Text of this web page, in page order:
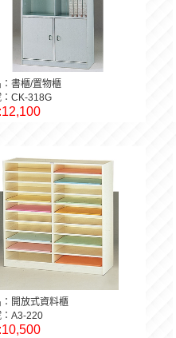
：書櫃/置物櫃
CK-318G
：開放式資料櫃
：A3-220